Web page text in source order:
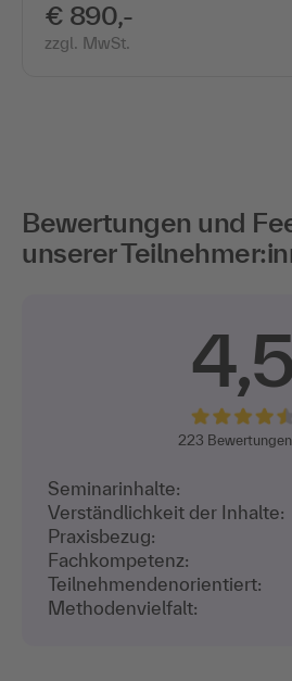
€ 890,-
zzgl. MwSt.
Bewertungen und
unserer
223 Bewertungen
Seminarinhalte:
Verständlichkeit der Inhalte:
Praxisbezug:
Fachkompetenz:
Teilnehmenden­orientiert:
Methodenvielfalt: